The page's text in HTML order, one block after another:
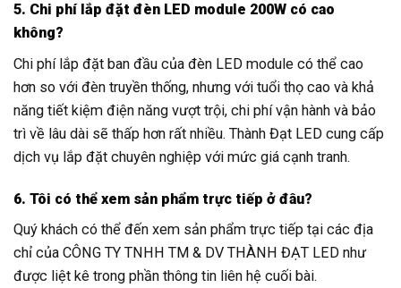
5. Chi phí lắp đặt đèn LED module 200W có cao
không?
Chi phí lắp đặt ban đầu của đèn LED module có thể cao
hơn so với đèn truyền thống, nhưng với tuổi thọ cao và khả
năng tiết kiệm điện năng vượt trội, chi phí vận hành và bảo
trì về lâu dài sẽ thấp hơn rất nhiều. Thành Đạt LED cung cấp
dịch vụ lắp đặt chuyên nghiệp với mức giá cạnh tranh.
6. Tôi có thể xem sản phẩm trực tiếp ở đâu?
Quý khách có thể đến xem sản phẩm trực tiếp tại các địa
chỉ của CÔNG TY TNHH TM & DV THÀNH ĐẠT LED như
được liệt kê trong phần thông tin liên hệ cuối bài.